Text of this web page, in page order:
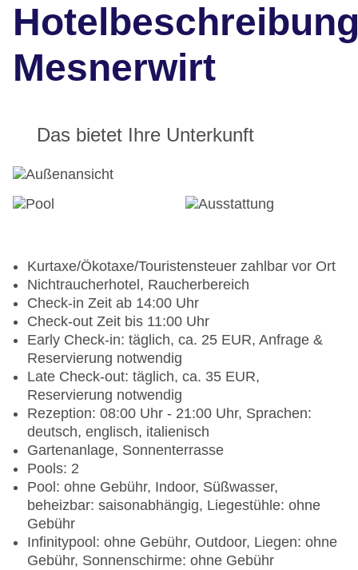
Mesnerwirt
Das bietet Ihre Unterkunft
Kurtaxe/Ökotaxe/Touristensteuer zahlbar vor Ort
Nichtraucherhotel, Raucherbereich
Check-in Zeit ab 14:00 Uhr
Check-out Zeit bis 11:00 Uhr
Early Check-in: täglich, ca. 25 EUR, Anfrage &
Reservierung notwendig
Late Check-out: täglich, ca. 35 EUR,
Reservierung notwendig
Rezeption: 08:00 Uhr - 21:00 Uhr, Sprachen:
deutsch, englisch, italienisch
Gartenanlage, Sonnenterrasse
Pools: 2
Pool: ohne Gebühr, Indoor, Süßwasser,
beheizbar: saisonabhängig, Liegestühle: ohne
Gebühr
Infinitypool: ohne Gebühr, Outdoor, Liegen: ohne
Gebühr, Sonnenschirme: ohne Gebühr